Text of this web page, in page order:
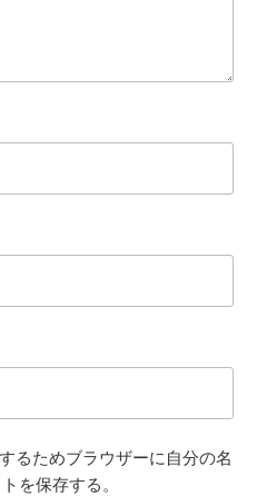
るためブラウザーに自分の名
を保存する。